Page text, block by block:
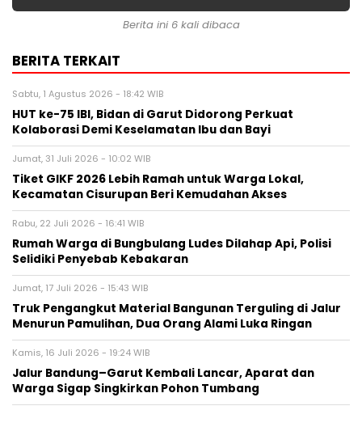
Berita ini 6 kali dibaca
BERITA TERKAIT
Sabtu, 1 Agustus 2026 - 18:42 WIB
HUT ke-75 IBI, Bidan di Garut Didorong Perkuat
Kolaborasi Demi Keselamatan Ibu dan Bayi
Jumat, 31 Juli 2026 - 10:02 WIB
Tiket GIKF 2026 Lebih Ramah untuk Warga Lokal,
Kecamatan Cisurupan Beri Kemudahan Akses
Rabu, 22 Juli 2026 - 16:41 WIB
Rumah Warga di Bungbulang Ludes Dilahap Api, Polisi
Selidiki Penyebab Kebakaran
Jumat, 17 Juli 2026 - 15:43 WIB
Truk Pengangkut Material Bangunan Terguling di Jalur
Menurun Pamulihan, Dua Orang Alami Luka Ringan
Kamis, 16 Juli 2026 - 19:24 WIB
Jalur Bandung–Garut Kembali Lancar, Aparat dan
Warga Sigap Singkirkan Pohon Tumbang